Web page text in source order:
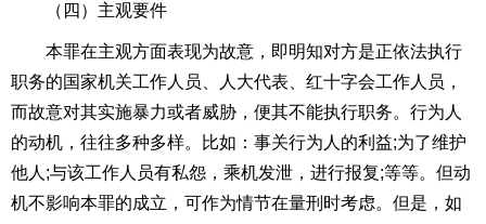
（四）主观要件
本罪在主观方面表现为故意，即明知对方是正依法执行
职务的国家机关工作人员、人大代表、红十字会工作人员，
而故意对其实施暴力或者威胁，便其不能执行职务。行为人
的动机，往往多种多样。比如：事关行为人的利益;为了维护
他人 ;与该工作人员有私怨，乘机发泄，进行报复;等等。但动
机不影响本罪的成立，可作为情节在量刑时考虑。但是，如